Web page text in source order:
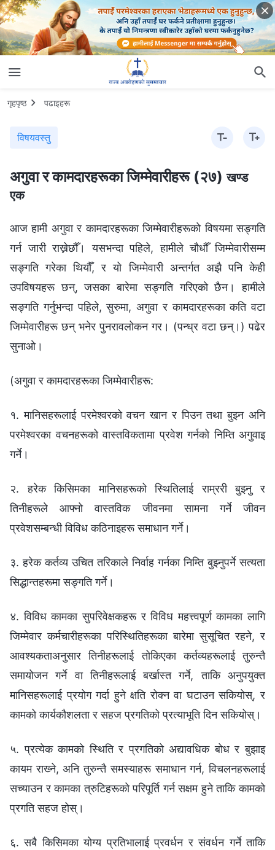
गृहपृष्ठ पढाइहरू
विषयवस्तु
अगुवा र कामदारहरूका जिम्‍मेवारीहरू (२७)खण्ड
एक
आज हामी अगुवा र कामदारहरूका जिम्मेवारीहरूको विषयमा सङ्गति
गर्न जारी राख्नेछौँ। यसभन्दा पहिले, हामीले चौधौँ जिम्मेवारीसम्म
सङ्गति गरेका थियौँ, र यो जिम्मेवारी अन्तर्गत अझै पनि केही
उपविषयहरू छन्, जसका बारेमा सङ्गति गरिएको छैन। हामीले
सङ्गति गर्नुभन्दा पहिले, सुरुमा, अगुवा र कामदारहरूका कति वटा
जिम्मेवारीहरू छन् भनेर पुनरावलोकन गर। (पन्ध्र वटा छन्।) पढेर
सुनाओ।
(अगुवा र कामदारहरूका जिम्‍मेवारीहरू:
१. मानिसहरूलाई परमेश्‍वरको वचन खान र पिउन तथा बुझ्‍न अनि
परमेश्‍वरका वचनहरूको वास्तविकतामा प्रवेश गर्नको निम्ति अगुवाइ
गर्ने।
२. हरेक किसिमका मानिसहरूको स्थितिलाई राम्ररी बुझ्नु र
तिनीहरूले आफ्नो वास्तविक जीवनमा सामना गर्ने जीवन
प्रवेशसम्बन्धी विविध कठिनाइहरू समाधान गर्ने।
३. हरेक कर्तव्य उचित तरिकाले निर्वाह गर्नका निम्ति बुझ्‍नुपर्ने सत्यता
सिद्धान्तहरूमा सङ्‍गति गर्ने।
४. विविध कामका सुपरिवेक्षकहरू र विविध महत्त्वपूर्ण कामका लागि
जिम्मेवार कर्मचारीहरूका परिस्थितिहरूका बारेमा सुसूचित रहने, र
आवश्यकताअनुसार तिनीहरूलाई तोकिएका कर्तव्यहरूलाई तुरुन्तै
समायोजन गर्ने वा तिनीहरूलाई बर्खास्त गर्ने, ताकि अनुपयुक्त
मानिसहरूलाई प्रयोग गर्दा हुने क्षति रोक्‍न वा घटाउन सकियोस्, र
कामको कार्यकौशलता र सहज प्रगतिको प्रत्याभूति दिन सकियोस्।
५. प्रत्येक कामको स्थिति र प्रगतिको अद्यावधिक बोध र बुझाइ
कायम राख्‍ने, अनि तुरुन्तै समस्याहरू समाधान गर्न, विचलनहरूलाई
सच्याउन र कामका त्रुटिहरूको परिपूर्ति गर्न सक्षम हुने ताकि कामको
प्रगति सहज होस्।
६. सबै किसिमका योग्य प्रतिभालाई प्रवर्धन र संवर्धन गर्ने ताकि